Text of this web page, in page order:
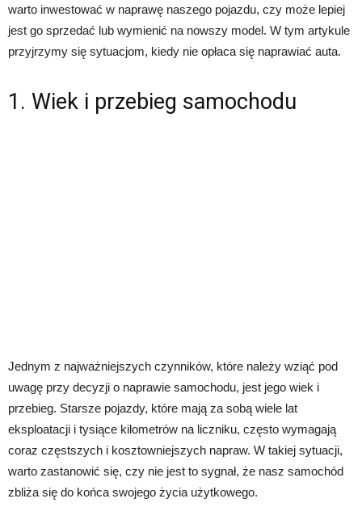
warto inwestować w naprawę naszego pojazdu, czy może lepiej
jest go sprzedać lub wymienić na nowszy model. W tym artykule
przyjrzymy się sytuacjom, kiedy nie opłaca się naprawiać auta.
1. Wiek i przebieg samochodu
Jednym z najważniejszych czynników, które należy wziąć pod
uwagę przy decyzji o naprawie samochodu, jest jego wiek i
przebieg. Starsze pojazdy, które mają za sobą wiele lat
eksploatacji i tysiące kilometrów na liczniku, często wymagają
coraz częstszych i kosztowniejszych napraw. W takiej sytuacji,
warto zastanowić się, czy nie jest to sygnał, że nasz samochód
zbliża się do końca swojego życia użytkowego.